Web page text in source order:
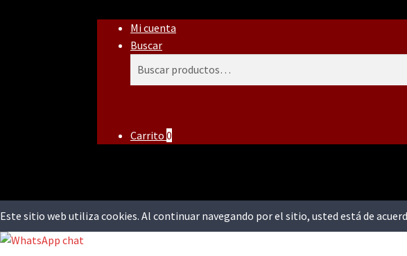
Mi cuenta
Buscar
Carrito0
Este sitio web utiliza cookies. Al continuar navegando por el sitio, usted está de